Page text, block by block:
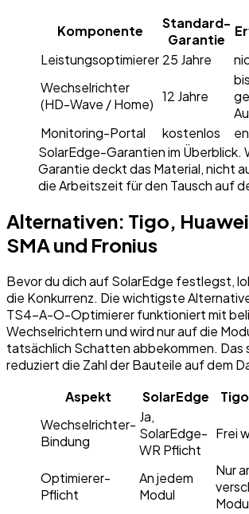
Komponente
Standard-
Garantie
Leistungsoptimierer 25 Jahre
Wechselrichter
(HD-Wave / Home) 12 Jahre
Monitoring-Portal
kostenlos
SolarEdge-Garantien im Überblick.
Garantie deckt das Material, nicht
die Arbeitszeit für den Tausch auf
Alternativen: Tigo,
SMA und Fronius
Bevor du dich auf SolarEdge festlegst,
die Konkurrenz. Die wichtigste
TS4-A-O-Optimierer funktioniert mit
Wechselrichtern und wird nur auf die
tatsächlich Schatten abbekommen. Das
reduziert die Zahl der Bauteile auf dem
Aspekt
SolarEdge
Wechselrichter-
Bindung
Ja,
SolarEdge-
WR Pflicht
Frei
Optimierer-
Pflicht
An jedem
Modul
Nur